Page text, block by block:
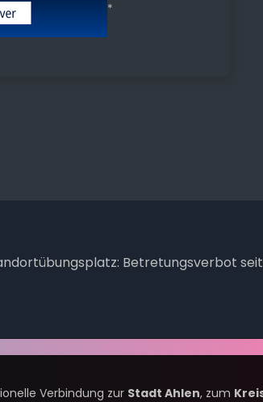
*
Betretungsverbot
Verbindung zur Stadt Ahlen, zum